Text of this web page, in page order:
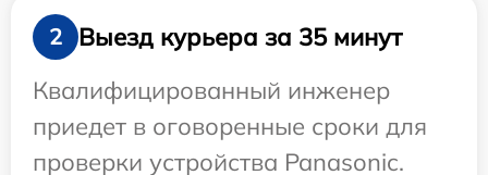
2
Выезд курьера за 35 минут
Квалифицированный инженер
приедет в оговоренные сроки для
проверки устройства Panasonic.